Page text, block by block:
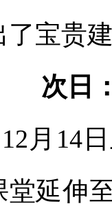
了宝贵
次日
12月14
堂延伸